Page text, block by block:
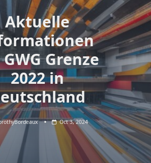
Aktuelle
Grenze
2022 in
Oct 3, 2024